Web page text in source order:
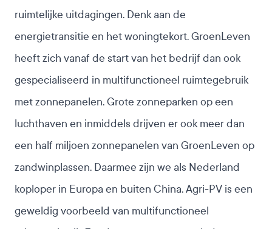
ruimtelijke uitdagingen. Denk aan de
energietransitie en het woningtekort. GroenLeven
heeft zich vanaf de start van het bedrijf dan ook
gespecialiseerd in multifunctioneel ruimtegebruik
met zonnepanelen. Grote zonneparken op een
luchthaven en inmiddels drijven er ook meer dan
een half miljoen zonnepanelen van GroenLeven op
zandwinplassen. Daarmee zijn we als Nederland
koploper in Europa en buiten China. Agri-PV is een
geweldig voorbeeld van multifunctioneel